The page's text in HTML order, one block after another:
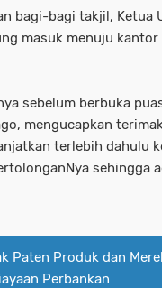
bagi-bagi takjil, Ketua
masuk menuju
sebelum berbuka
mengucapkan
terlebih dahulu
sehingga
Paten Produk dan
Perbankan